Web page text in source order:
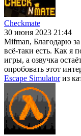
Checkmate
30 июня 2023 21:44
Mifman, Благодарю
всё-таки есть. Как я
игры, а озвучка
опробовать этот
Escape Simulatorиз